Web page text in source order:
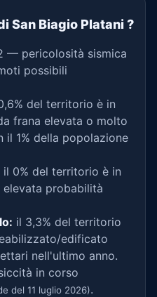
San Biagio Platani ?
— pericolosità sismica
possibili
del territorio è in
frana elevata o molto
il 1% della popolazione
il 0% del territorio è in
elevata probabilità
il 3,3% del territorio
edificato
nell'ultimo anno.
in corso
del 11 luglio 2026).